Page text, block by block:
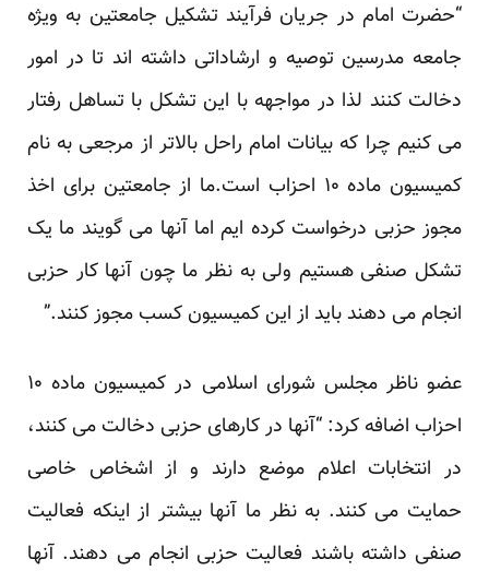
“حضرت امام در جریان فرآیند تشکیل جامعتین به ویژه
جامعه مدرسین توصیه و ارشاداتی داشته اند تا در امور
دخالت کنند لذا در مواجهه با این تشکل با تساهل رفتار
می کنیم چرا که بیانات امام راحل بالاتر از مرجعی به نام
کمیسیون ماده ۱۰ احزاب است.ما از جامعتین برای اخذ
مجوز حزبی درخواست کرده ایم اما آنها می گویند ما یک
تشکل صنفی هستیم ولی به نظر ما چون آنها کار حزبی
انجام می دهند باید از این کمیسیون کسب مجوز کنند.”
عضو ناظر مجلس شورای اسلامی در کمیسیون ماده ۱۰
احزاب اضافه کرد: “آنها در کارهای حزبی دخالت می کنند،
در انتخابات اعلام موضع دارند و از اشخاص خاصی
حمایت می کنند. به نظر ما آنها بیشتر از اینکه فعالیت
صنفی داشته باشند فعالیت حزبی انجام می دهند. آنها